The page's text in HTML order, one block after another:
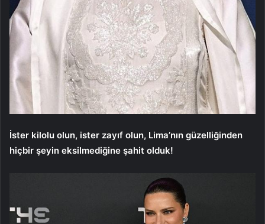
İster kilolu olun, ister zayıf olun, Lima’nın güzelliğinden
hiçbir şeyin eksilmediğine şahit olduk!